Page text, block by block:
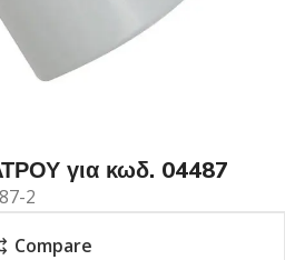
για κωδ. 04487
2
Compare